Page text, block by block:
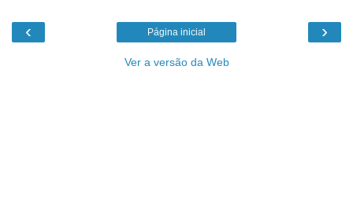
‹ ›
Página inicial
Ver a versão da Web